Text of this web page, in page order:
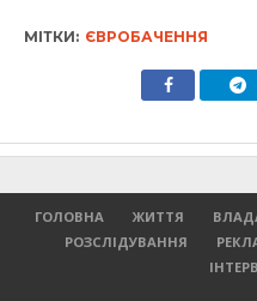
МІТКИ: ЄВРОБАЧЕННЯ
ГОЛОВНА ЖИТТЯ
РОЗСЛІДУВАННЯ